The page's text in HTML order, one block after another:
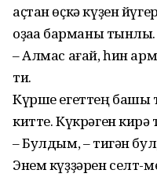
аҫтан өҫкә күҙен
оҙаҡҡа барманы тынлыҡ.
– Алмас ағай, һин
ти.
Күрше егеттең башы
китте. Күкрәген
– Булдым, – тигән
Энем күҙҙәрен